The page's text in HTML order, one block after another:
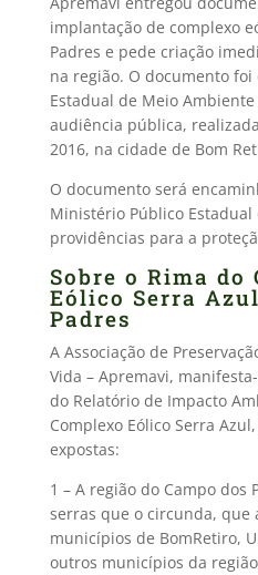
implantação de complexo
Padres e pede criação
na região. O documento
Estadual de Meio Ambiente
audiência pública,
2016, na cidade de Bom
O documento será
Ministério Público
providências para a
Sobre o Rima do
Eólico Serra
Padres
A Associação de
Vida – Apremavi,
do Relatório de Impacto
Complexo Eólico Serra
expostas:
1 – A região do Campo dos
serras que o circunda, que
municípios de BomRetiro,
outros municípios da